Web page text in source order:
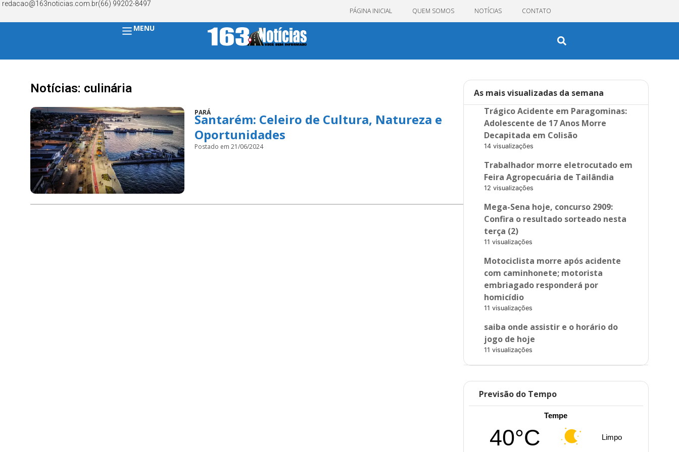
redacao@163noticias.com.br(66) 99202-8497
PÁGINA INICIAL QUEM SOMOS NOTÍCIAS CONTATO
MENU
Notícias: culinária
PARÁ
Santarém: Celeiro de Cultura, Natureza e
Oportunidades
Postado em 21/06/2024
As mais visualizadas da semana
Trágico Acidente em Paragominas:
Adolescente de 17 Anos Morre
Decapitada em Colisão
14 visualizações
Trabalhador morre eletrocutado em
Feira Agropecuária de Tailândia
12 visualizações
Mega-Sena hoje, concurso 2909:
Confira o resultado sorteado nesta
terça (2)
11 visualizações
Motociclista morre após acidente
com caminhonete; motorista
embriagado responderá por
homicídio
11 visualizações
saiba onde assistir e o horário do
jogo de hoje
11 visualizações
Previsão do Tempo
Tempe
40°C Limpo